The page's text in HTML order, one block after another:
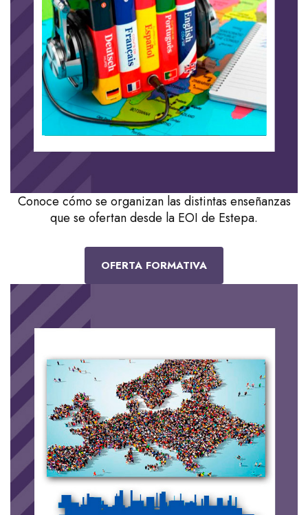
Conoce cómo se organizan las distintas enseñanzas
que se ofertan desde la EOI de Estepa.
OFERTA FORMATIVA